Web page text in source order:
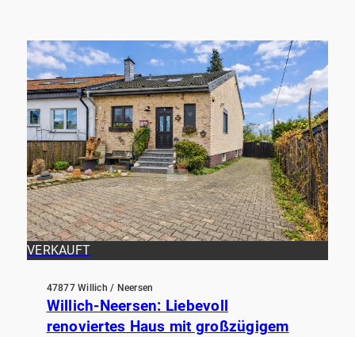
VERKAUFT
47877 Willich / Neersen
Willich-Neersen: Liebevoll
renoviertes Haus mit großzügigem